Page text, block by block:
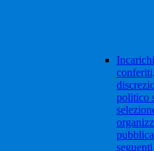
politico